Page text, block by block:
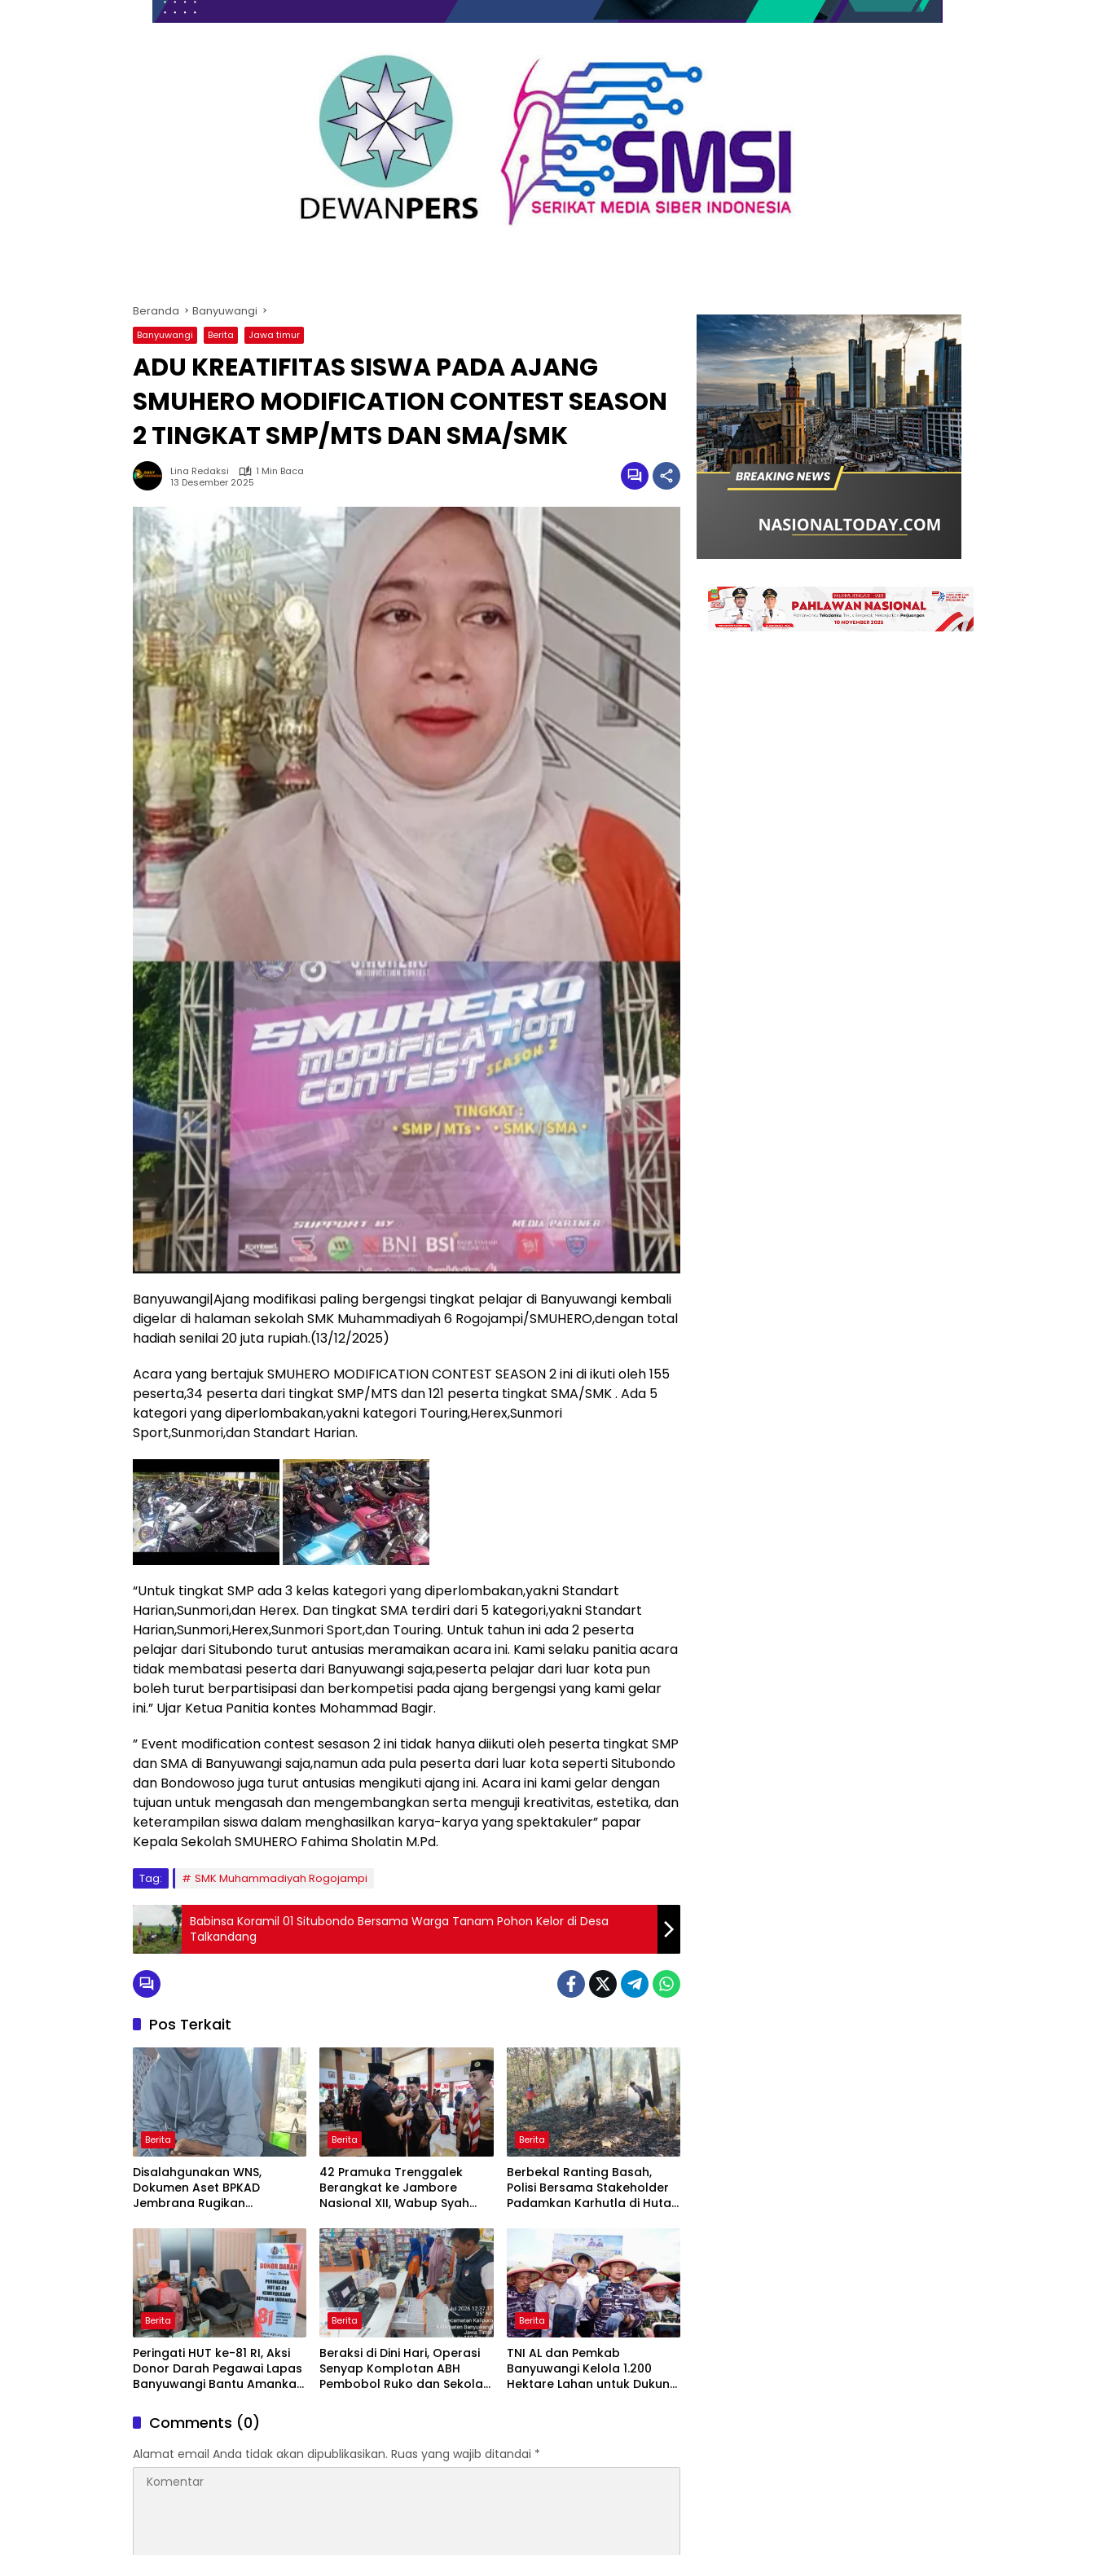
Beranda Banyuwangi
Banyuwangi Berita Jawa timur
ADU KREATIFITAS SISWA PADA AJANG
SMUHERO MODIFICATION CONTEST SEASON
2 TINGKAT SMP/MTS DAN SMA/SMK
Lina Redaksi
1 Min Baca
13 Desember 2025
Banyuwangi|Ajang modifikasi paling bergengsi tingkat pelajar di Banyuwangi kembali
digelar di halaman sekolah SMK Muhammadiyah 6 Rogojampi/SMUHERO,dengan total
hadiah senilai 20 juta rupiah.(13/12/2025)
Acara yang bertajuk SMUHERO MODIFICATION CONTEST SEASON 2 ini di ikuti oleh 155
peserta,34 peserta dari tingkat SMP/MTS dan 121 peserta tingkat SMA/SMK . Ada 5
kategori yang diperlombakan,yakni kategori Touring,Herex,Sunmori
Sport,Sunmori,dan Standart Harian.
“Untuk tingkat SMP ada 3 kelas kategori yang diperlombakan,yakni Standart
Harian,Sunmori,dan Herex. Dan tingkat SMA terdiri dari 5 kategori,yakni Standart
Harian,Sunmori,Herex,Sunmori Sport,dan Touring. Untuk tahun ini ada 2 peserta
pelajar dari Situbondo turut antusias meramaikan acara ini. Kami selaku panitia acara
tidak membatasi peserta dari Banyuwangi saja,peserta pelajar dari luar kota pun
boleh turut berpartisipasi dan berkompetisi pada ajang bergengsi yang kami gelar
ini.” Ujar Ketua Panitia kontes Mohammad Bagir.
” Event modification contest sesason 2 ini tidak hanya diikuti oleh peserta tingkat SMP
dan SMA di Banyuwangi saja,namun ada pula peserta dari luar kota seperti Situbondo
dan Bondowoso juga turut antusias mengikuti ajang ini. Acara ini kami gelar dengan
tujuan untuk mengasah dan mengembangkan serta menguji kreativitas, estetika, dan
keterampilan siswa dalam menghasilkan karya-karya yang spektakuler” papar
Kepala Sekolah SMUHERO Fahima Sholatin M.Pd.
Tag: SMK Muhammadiyah Rogojampi
Babinsa Koramil 01 Situbondo Bersama Warga Tanam Pohon Kelor di Desa
Talkandang
Pos Terkait
Berita
Disalahgunakan WNS,
Dokumen Aset BPKAD
Jembrana Rugikan
Berita
42 Pramuka Trenggalek
Berangkat ke Jambore
Nasional XII, Wabup Syah
Daerah
Berita
Berbekal Ranting Basah,
Polisi Bersama Stakeholder
Padamkan Karhutla di Hutan
Berita
Peringati HUT ke-81 RI, Aksi
Donor Darah Pegawai Lapas
Banyuwangi Bantu Amankan
Berita
Beraksi di Dini Hari, Operasi
Senyap Komplotan ABH
Pembobol Ruko dan Sekolah
Berita
TNI AL dan Pemkab
Banyuwangi Kelola 1.200
Hektare Lahan untuk Dukung
Comments (0)
Alamat email Anda tidak akan dipublikasikan. Ruas yang wajib ditandai *